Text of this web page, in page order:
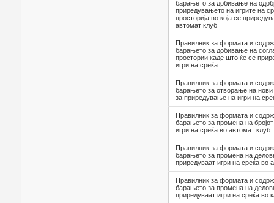
барањето за добивање на
приредувањето на игрите на
просторија во која се
автомат клуб
Правилник за формата и
барањето за добивање на
простории каде што ќе се
игри на среќа
Правилник за формата и
барањето за отворање на
за приредување на игри на
Правилник за формата и
барањето за промена на
игри на среќа во автомат клуб
Правилник за формата и
барањето за промена на
приредуваат игри на среќа во
Правилник за формата и
барањето за промена на
приредуваат игри на среќа во